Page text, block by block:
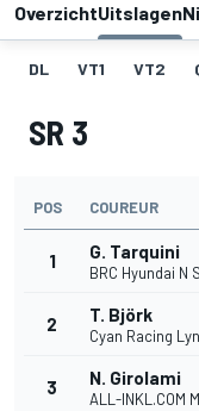
OverzichtUitslagen
DL VT1 VT2
SR 3
POS COUREUR
1 G. Tarquini
BRC Hyundai N
2 T. Björk
Cyan Racing
3 N. Girolami
ALL-INKL.COM